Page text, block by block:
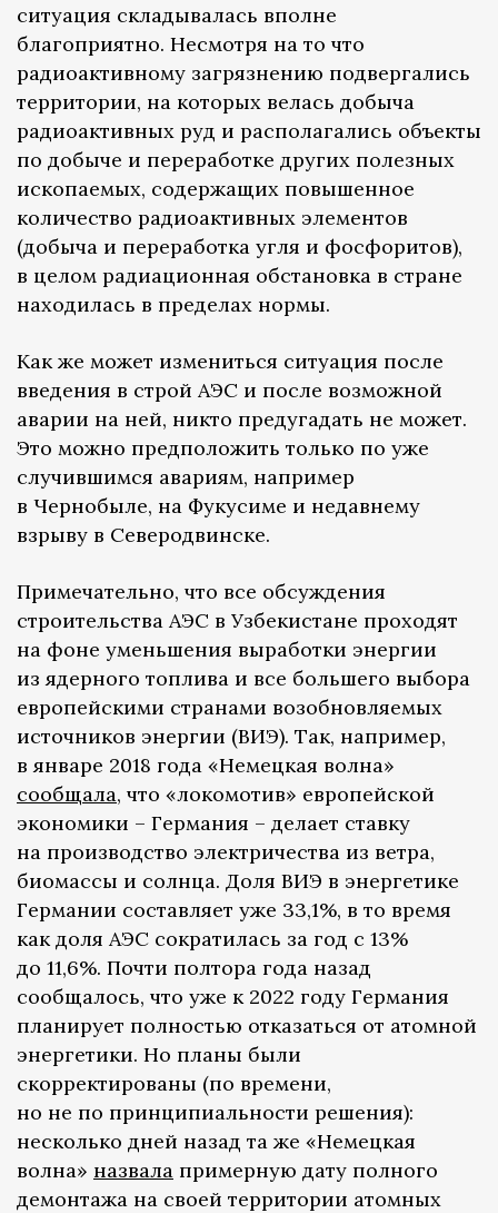
ситуация складывалась вполне
благоприятно. Несмотря на то что
радиоактивному загрязнению подвергались
территории, на которых велась добыча
радиоактивных руд и располагались объекты
по добыче и переработке других полезных
ископаемых, содержащих повышенное
количество радиоактивных элементов
(добыча и переработка угля и фосфоритов),
в целом радиационная обстановка в стране
находилась в пределах нормы.
Как же может измениться ситуация после
введения в строй АЭС и после возможной
аварии на ней, никто предугадать не может.
Это можно предположить только по уже
случившимся авариям, например
в Чернобыле, на Фукусиме и недавнему
взрыву в Северодвинске.
Примечательно, что все обсуждения
строительства АЭС в Узбекистане проходят
на фоне уменьшения выработки энергии
из ядерного топлива и все большего выбора
европейскими странами возобновляемых
источников энергии (ВИЭ). Так, например,
в январе 2018 года «Немецкая волна»
сообщала, что «локомотив» европейской
экономики – Германия – делает ставку
на производство электричества из ветра,
биомассы и солнца. Доля ВИЭ в энергетике
Германии составляет уже 33,1%, в то время
как доля АЭС сократилась за год с 13%
до 11,6%. Почти полтора года назад
сообщалось, что уже к 2022 году Германия
планирует полностью отказаться от атомной
энергетики. Но планы были
скорректированы (по времени,
но не по принципиальности решения):
несколько дней назад та же «Немецкая
волна» назвала примерную дату полного
демонтажа на своей территории атомных